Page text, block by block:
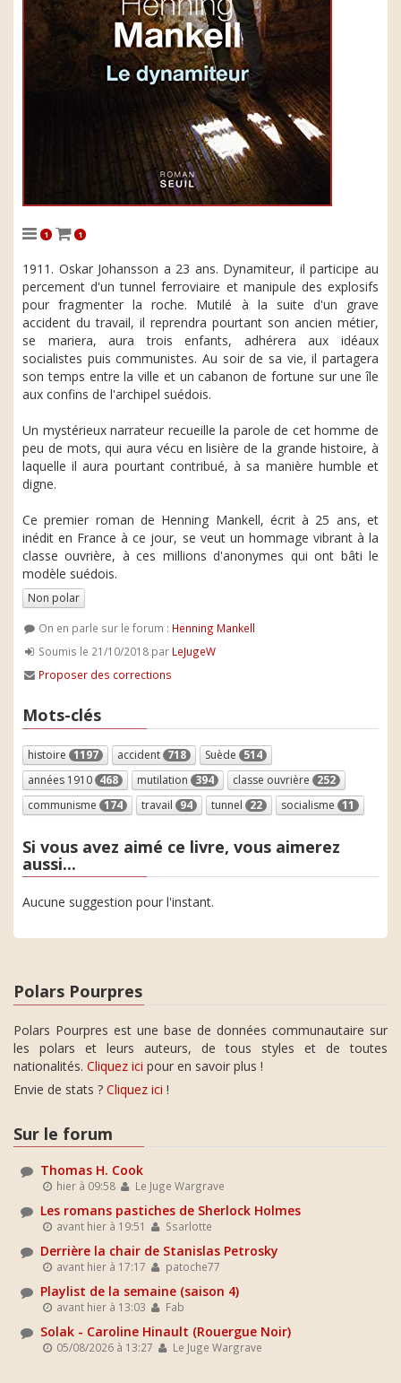
1 1
1911. Oskar Johansson a 23 ans. Dynamiteur, il participe au
percement d'un tunnel ferroviaire et manipule des explosifs
pour fragmenter la roche. Mutilé à la suite d'un grave
accident du travail, il reprendra pourtant son ancien métier,
se mariera, aura trois enfants, adhérera aux idéaux
socialistes puis communistes. Au soir de sa vie, il partagera
son temps entre la ville et un cabanon de fortune sur une île
aux confins de l'archipel suédois.
Un mystérieux narrateur recueille la parole de cet homme de
peu de mots, qui aura vécu en lisière de la grande histoire, à
laquelle il aura pourtant contribué, à sa manière humble et
digne.
Ce premier roman de Henning Mankell, écrit à 25 ans, et
inédit en France à ce jour, se veut un hommage vibrant à la
classe ouvrière, à ces millions d'anonymes qui ont bâti le
modèle suédois.
Non polar
On en parle sur le forum : Henning Mankell
Soumis le 21/10/2018 par LeJugeW
Proposer des corrections
Mots-clés
histoire 1197 accident 718 Suède 514
années 1910 468 mutilation 394 classe ouvrière 252
communisme 174 travail 94 tunnel 22 socialisme 11
Si vous avez aimé ce livre, vous aimerez
aussi...
Aucune suggestion pour l'instant.
Polars Pourpres
Polars Pourpres est une base de données communautaire sur
les polars et leurs auteurs, de tous styles et de toutes
nationalités. Cliquez ici pour en savoir plus !
Envie de stats ? Cliquez ici !
Sur le forum
Thomas H. Cook
hier à 09:58 Le Juge Wargrave
Les romans pastiches de Sherlock Holmes
avant hier à 19:51 Ssarlotte
Derrière la chair de Stanislas Petrosky
avant hier à 17:17 patoche77
Playlist de la semaine (saison 4)
avant hier à 13:03 Fab
Solak - Caroline Hinault (Rouergue Noir)
05/08/2026 à 13:27 Le Juge Wargrave